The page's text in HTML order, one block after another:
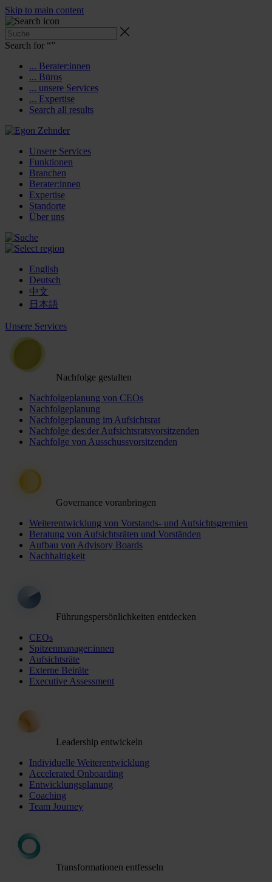
Skip to main content
Search for “”
... Berater:innen
... Büros
... unsere Services
... Expertise
Search all results
Unsere Services
Funktionen
Branchen
Berater:innen
Expertise
Standorte
Über uns
English
Deutsch
中文
日本語
Unsere Services
Nachfolge gestalten
Nachfolgeplanung von CEOs
Nachfolgeplanung
Nachfolgeplanung im Aufsichtsrat
Nachfolge des:der Aufsichtsratsvorsitzenden
Nachfolge von Ausschussvorsitzenden
Governance voranbringen
Weiterentwicklung von Vorstands- und Aufsichtsgremien
Beratung von Aufsichtsräten und Vorständen
Aufbau von Advisory Boards
Nachhaltigkeit
Führungspersönlichkeiten entdecken
CEOs
Spitzenmanager:innen
Aufsichtsräte
Externe Beiräte
Executive Assessment
Leadership entwickeln
Individuelle Weiterentwicklung
Accelerated Onboarding
Entwicklungsplanung
Coaching
Team Journey
Transformationen entfesseln